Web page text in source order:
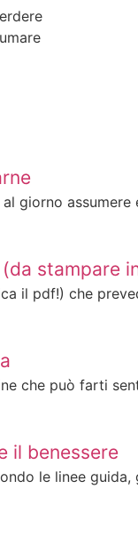
giorno assumere
stampare
il pdf!) che
che può farti
il benessere
le linee